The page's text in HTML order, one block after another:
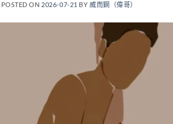
POSTED ON 2026-07-21 BY 威而鋼（偉哥）